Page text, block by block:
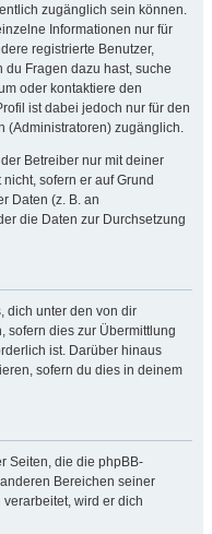
zugänglich sein können.
Informationen nur für
registrierte Benutzer,
Fragen dazu hast, suche
oder kontaktiere den
ist dabei jedoch nur für den
(Administratoren) zugänglich.
Betreiber nur mit deiner
sofern er auf Grund
Daten (z. B. an
die Daten zur Durchsetzung
dich unter den von dir
sofern dies zur Übermittlung
ist. Darüber hinaus
sofern du dies in deinem
Seiten, die die phpBB-
Bereichen seiner
wird er dich